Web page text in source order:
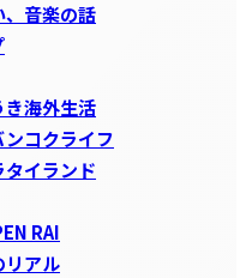
、音楽の話
き海外生活
コクライフ
イランド
RAI
リアル